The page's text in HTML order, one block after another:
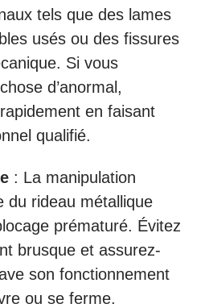
tels que des lames
usés ou des fissures
Si vous
d’anormal,
en faisant
qualifié.
: La manipulation
du rideau métallique
prématuré. Évitez
brusque et assurez-
son fonctionnement
ou se ferme.